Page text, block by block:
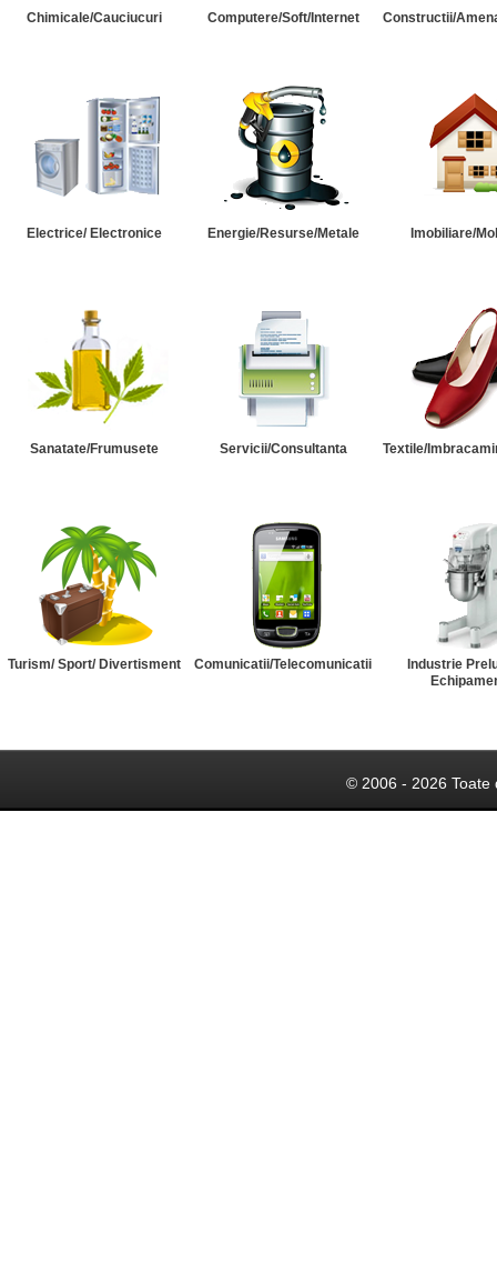
Chimicale/Cauciucuri Computere/Soft/Internet Constructii/
Electrice/ Electronice Energie/Resurse/Metale Imobiliare/
Sanatate/Frumusete Servicii/Consultanta Textile/
Turism/ Sport/ Divertisment Comunicatii/Telecomunicatii
Industrie
© 2006 - 2026